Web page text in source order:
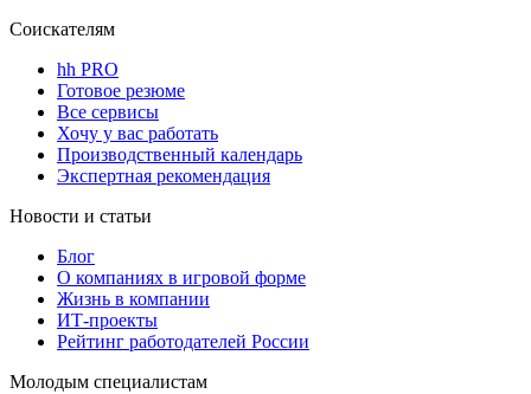
Соискателям
hh PRO
Готовое резюме
Все сервисы
Хочу у вас работать
Производственный календарь
Экспертная рекомендация
Новости и статьи
Блог
О компаниях в игровой форме
Жизнь в компании
ИТ-проекты
Рейтинг работодателей России
Молодым специалистам